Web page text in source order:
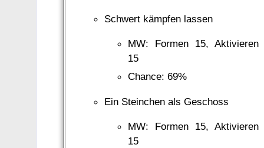
Schwert kämpfen lassen
MW: Formen 15, Aktivieren
15
Chance: 69%
Ein Steinchen als Geschoss
MW: Formen 15, Aktivieren
15